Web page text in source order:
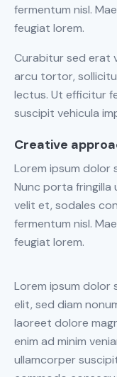
fermentum nisl.
feugiat lorem.
Curabitur sed erat
arcu tortor,
lectus. Ut efficitur
suscipit vehicula
Creative
Lorem ipsum dolor
Nunc porta fringilla
velit et, sodales
fermentum nisl.
feugiat lorem.
Lorem ipsum
elit, sed diam
laoreet dolore
enim ad minim
ullamcorper